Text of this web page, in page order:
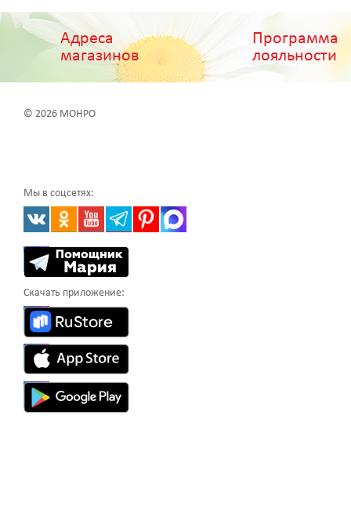
Адреса
магазинов
Программа
лояльности
© 2026 МОНРО
Мы в соцсетях:
Скачать приложение: